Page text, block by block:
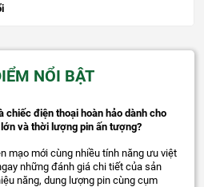
NỔI BẬT
chiếc điện thoại hoàn hảo dành cho
và thời lượng pin ấn tượng?
mạo mới cùng nhiều tính năng ưu việt
những đánh giá chi tiết của sản
năng, dung lượng pin cùng cụm